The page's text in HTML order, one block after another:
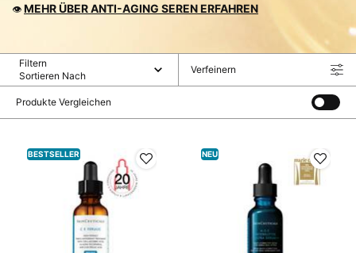
👁 MEHR ÜBER ANTI-AGING SEREN ERFAHREN
Produkte Vergleichen
Filtern
Verfeinern
Filtermenü
BESTSELLER NEU